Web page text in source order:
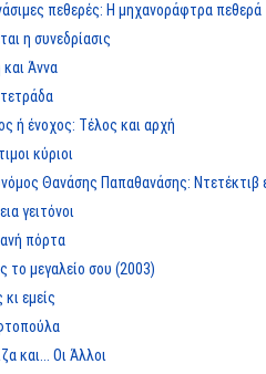
πεθερές: Η μηχανοράφτρα πεθερά
η συνεδρίασις
Άννα
ή ένοχος: Τέλος και αρχή
κύριοι
Θανάσης Παπαθανάσης: Ντετέκτιβ
γειτόνοι
πόρτα
το μεγαλείο σου (2003)
κι εμείς
και... Οι Άλλοι